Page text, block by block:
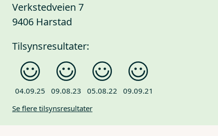
Verkstedveien 7
9406 Harstad
Tilsynsresultater:
04.09.25 09.08.23 05.08.22
09.09.21
Se flere tilsynsresultater